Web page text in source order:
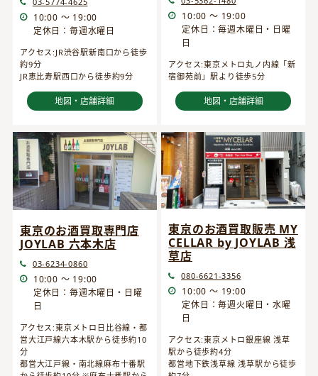
10:00 ～ 19:00
定休日：毎週水曜日
アクセス:JR渋谷駅新南口から徒歩
約9分
JR恵比寿駅西口から徒歩約9分
地図・店舗詳細
10:00 ～ 19:00
定休日：毎週木曜日・日曜
日
アクセス:東京メトロ丸ノ内線「新
宿御苑前」駅より徒歩5分
地図・店舗詳細
東京のお酒買取専門店
JOYLAB 六本木店
03-6234-0860
10:00 ～ 19:00
定休日：毎週木曜日・日曜
日
アクセス:東京メトロ日比谷線・都
営大江戸線六本木駅から徒歩約10
分
都営大江戸線・南北線麻布十番駅
東京のお酒買取販売 MY
CELLAR by JOYLAB 浅
草店
080-6621-3356
10:00 ～ 19:00
定休日：毎週火曜日・水曜
日
アクセス:東京メトロ銀座線 浅草
駅から徒歩約4分
都営地下鉄浅草線 浅草駅から徒歩